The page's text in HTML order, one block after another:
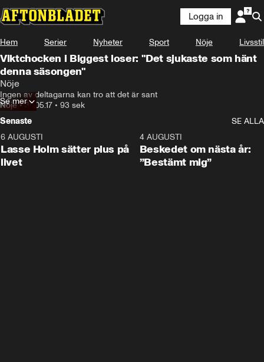
Logga in
Hem Serier Nyheter Sport Nöje Livsstil
Viktchocken i Biggest loser: "Det sjukaste som hänt
denna säsongen"
Nöje
Ingen av deltagarna kan tro att det är sant
Nöje•30.05.17 • 93 sek
Se mer
Senaste
SE ALLA
6 AUGUSTI
Lasse Holm sätter plus på
livet
4 AUGUSTI
Beskedet om nästa år:
”Bestämt mig”